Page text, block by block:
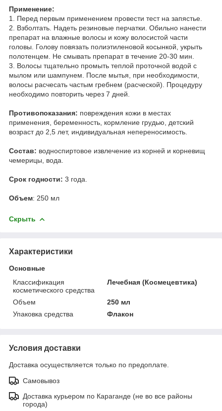
Применение:
1. Перед первым применением провести тест на запястье.
2. Взболтать. Надеть резиновые перчатки. Обильно нанести
препарат на влажные волосы и кожу волосистой части
головы. Голову повязать полиэтиленовой косынкой, укрыть
полотенцем. Не смывать препарат в течение 20-30 мин.
3. Волосы тщательно промыть теплой проточной водой с
мылом или шампунем. После мытья, при необходимости,
волосы расчесать частым гребнем (расческой). Процедуру
необходимо повторить через 7 дней.
Противопоказания: повреждения кожи в местах
применения, беременность, кормление грудью, детский
возраст до 2,5 лет, индивидуальная непереносимость.
Состав: водноспиртовое извлечение из корней и корневищ
чемерицы, вода.
Срок годности: 3 года.
Объем: 250 мл
Скрыть
Характеристики
Основные
Классификация
косметического средства
Лечебная (Космецевтика)
Объем
250 мл
Упаковка средства
Флакон
Условия доставки
Доставка осуществляется только по предоплате.
Самовывоз
Доставка курьером по Караганде (не во все районы
города)